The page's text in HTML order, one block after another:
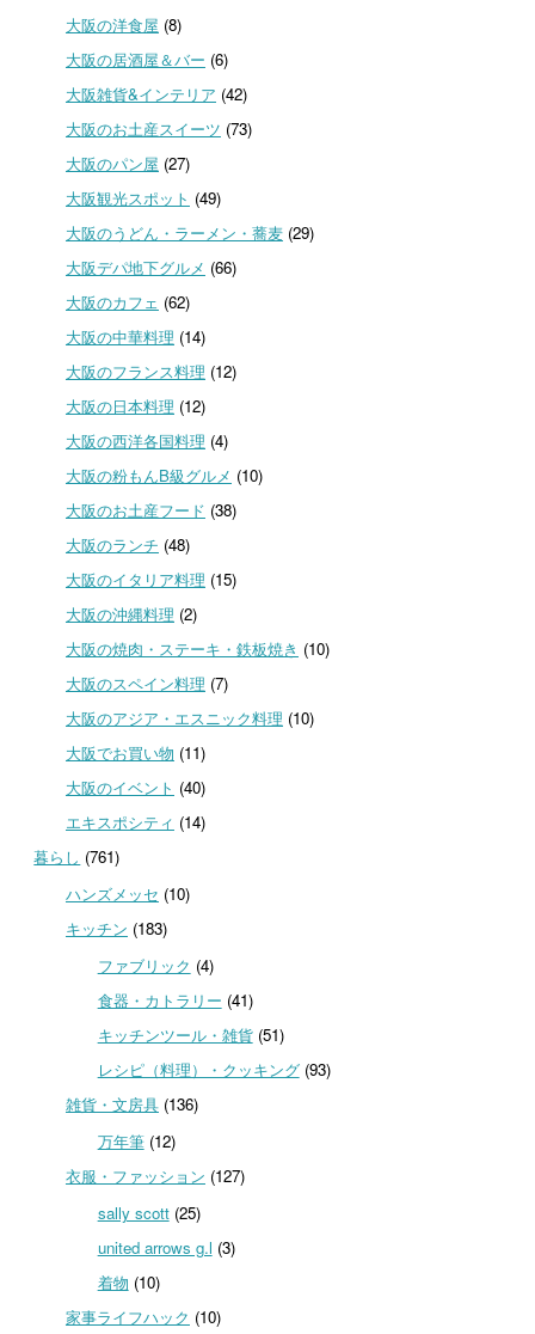
大阪の洋食屋 (8)
大阪の居酒屋＆バー (6)
大阪雑貨&インテリア (42)
大阪のお土産スイーツ (73)
大阪のパン屋 (27)
大阪観光スポット (49)
大阪のうどん・ラーメン・蕎麦(29)
大阪デパ地下グルメ (66)
大阪のカフェ (62)
大阪の中華料理 (14)
大阪のフランス料理 (12)
大阪の日本料理 (12)
大阪の西洋各国料理 (4)
大阪の粉もんB級グルメ (10)
大阪のお土産フード (38)
大阪のランチ (48)
大阪のイタリア料理 (15)
大阪の沖縄料理 (2)
大阪の焼肉・ステーキ・鉄板焼き (10)
大阪のスペイン料理 (7)
大阪のアジア・エスニック料理 (10)
大阪でお買い物 (11)
大阪のイベント (40)
エキスポシティ (14)
暮らし (761)
ハンズメッセ (10)
キッチン (183)
ファブリック (4)
食器・カトラリー (41)
キッチンツール・雑貨(51)
レシピ（料理）・クッキング(93)
雑貨・文房具(136)
万年筆(12)
衣服・ファッション (127)
sally scott(25)
united arrows g.l (3)
着物 (10)
家事ライフハック (10)